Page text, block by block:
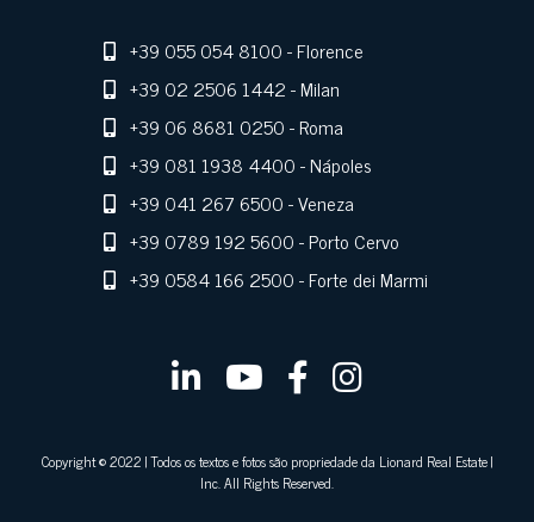
+39 055 054 8100- Florence
+39 02 2506 1442- Milan
+39 06 8681 0250- Roma
+39 081 1938 4400- Nápoles
+39 041 267 6500- Veneza
+39 0789 192 5600- Porto Cervo
+39 0584 166 2500- Forte dei Marmi
Copyright © 2022 | Todos os textos e fotos são propriedade da Lionard Real Estate |
Inc. All Rights Reserved.